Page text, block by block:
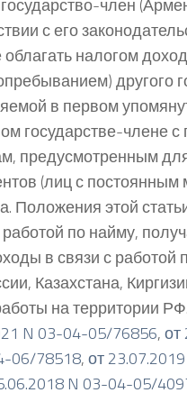
с его
налогом
другого
в первом
государстве-члене
предусмотренным
(лиц с
Положения этой
по найму,
в связи с
Казахстана,
на территории
N 03-04-05/76856,от
06/78518,от
N 03-04-05/